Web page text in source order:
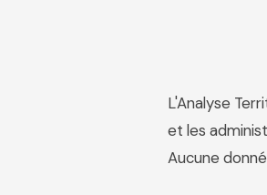
L'Analyse
et les
Aucune